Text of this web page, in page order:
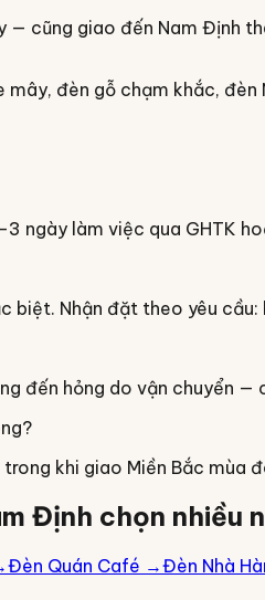
— cũng giao đến Nam Định
đèn gỗ chạm khắc,
ngày làm việc qua GHTK
Nhận đặt theo yêu
đến hỏng do vận chuyển
khi giao Miền Bắc mùa
Định chọn nhiều
Đèn Quán Café →Đèn Nhà